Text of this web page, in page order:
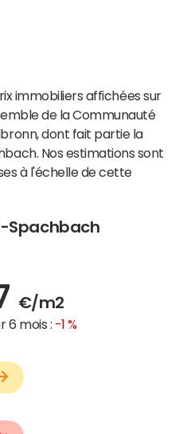
immobiliers affichées sur
de la Communauté
dont fait partie la
Nos estimations sont
à l'échelle de cette
Spachbach
€/m2
6 mois : -1 %